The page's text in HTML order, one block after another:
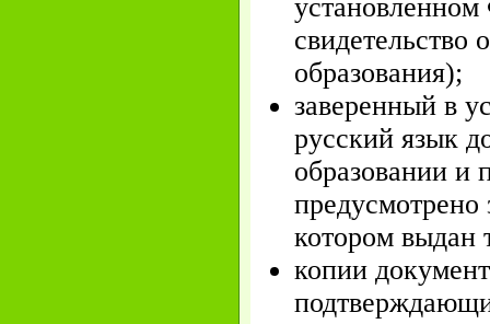
свидетельство
образования);
заверенный в
русский язык
образовании и
предусмотрено
котором выдан
копии